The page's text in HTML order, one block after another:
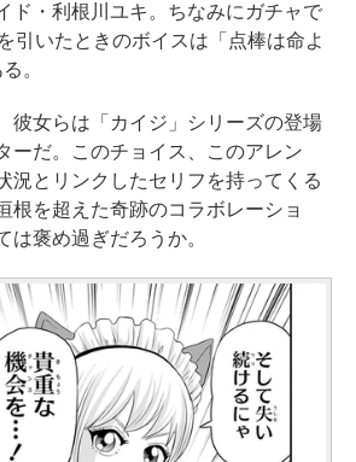
ド・利根川ユキ。ちなみにガチャで
引いたときのボイスは「点棒は命よ
。
彼女らは「カイジ」シリーズの登場
ーだ。このチョイス、このアレン
況とリンクしたセリフを持ってくる
根を超えた奇跡のコラボレーショ
褒め過ぎだろうか。